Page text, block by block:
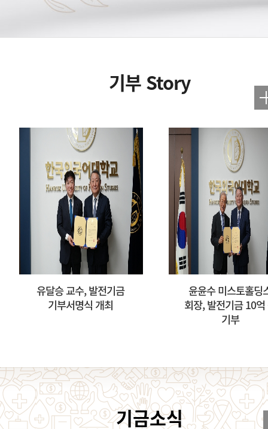
기부 Story
유달승 교수, 발전기금
기부서명식 개최
윤윤수 미스토홀딩
회장, 발전기금 10억
기부